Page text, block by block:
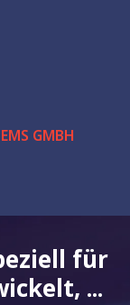
GMBH
für
...